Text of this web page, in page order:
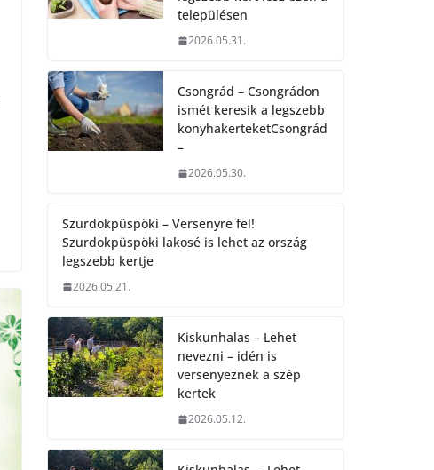
településen
2026.05.31.
Csongrád – Csongrádon
ismét keresik a legszebb
konyhakerteketCsongrád
–
2026.05.30.
Szurdokpüspöki – Versenyre fel!
Szurdokpüspöki lakosé is lehet az ország
legszebb kertje
2026.05.21.
Kiskunhalas – Lehet
nevezni – idén is
versenyeznek a szép
kertek
2026.05.12.